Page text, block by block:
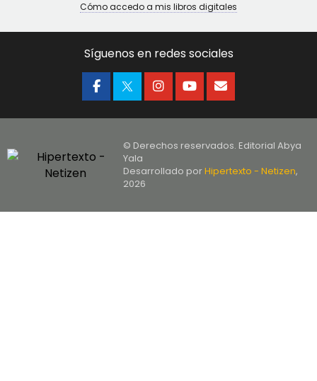
Cómo accedo a mis libros digitales
Síguenos en redes sociales
© Derechos reservados. Editorial Abya
Yala
Desarrollado porHipertexto - Netizen,
2026